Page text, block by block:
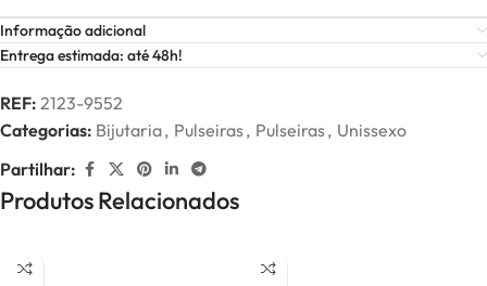
Informação adicional
Entrega estimada: até 48h!
REF: 2123-9552
Categorias: Bijutaria, Pulseiras, Pulseiras, Unissexo
Partilhar:
Produtos Relacionados